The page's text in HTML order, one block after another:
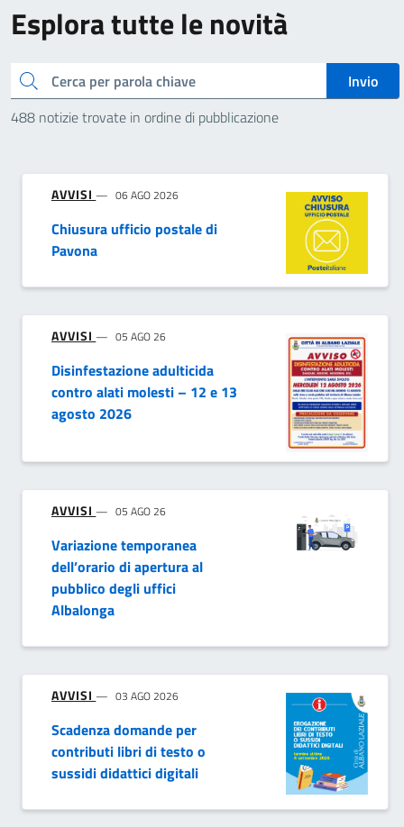
Esplora tutte le novità
Cerca
Invio
488 notizie trovate in ordine di pubblicazione
AVVISI 06 AGO 2026
Chiusura ufficio postale di
Pavona
AVVISI 05 AGO 26
Disinfestazione adulticida
contro alati molesti – 12 e 13
agosto 2026
AVVISI 05 AGO 26
Variazione temporanea
dell’orario di apertura al
pubblico degli uffici
Albalonga
AVVISI 03 AGO 2026
Scadenza domande per
contributi libri di testo o
sussidi didattici digitali